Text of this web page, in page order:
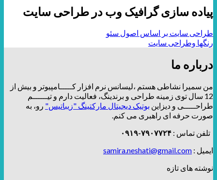
پیاده سازی گرافیک وب در طراحی سایت
طراحی سایت بر اساس اصول سئو
رنگها وطراحی سایت
درباره ما
من سمیرا نشاطی هستم ،لیسانس نرم افزار کـــــامپیوتر و بیش از
12 سال توی زمینه طراحی و برندینگ، فعالیت دارم و تیــــــم
طراحـــــی و دیزاین بوتیک دیجیتال مارکتینگ "زیباتیس" رو، به
صورت حرفه ای راهبری می کنم.
تلفن تماس : ۷۹۰۷۷۲۴-۰۹۱۹
ایمیل : samira.neshati@gmail.com
نوشته های تازه